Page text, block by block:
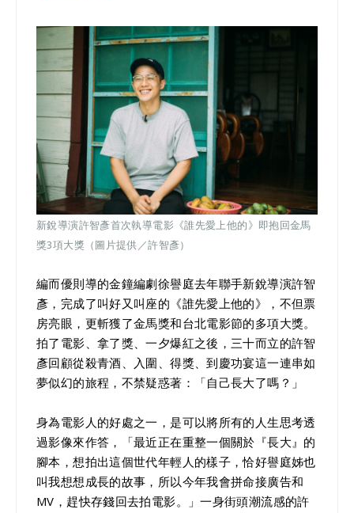
新銳導演許智彥首次執導電影《誰先愛上他的》即抱回金馬
獎3項大獎（圖片提供／許智彥）
編而優則導的金鐘編劇徐譽庭去年聯手新銳導演許智
彥，完成了叫好又叫座的《誰先愛上他的》，不但票
房亮眼，更斬獲了金馬獎和台北電影節的多項大獎。
拍了電影、拿了獎、一夕爆紅之後，三十而立的許智
彥回顧從殺青酒、入圍、得獎、到慶功宴這一連串如
夢似幻的旅程，不禁疑惑著：「自己長大了嗎？」
身為電影人的好處之一，是可以將所有的人生思考透
過影像來作答，「最近正在重整一個關於『長大』的
腳本，想拍出這個世代年輕人的樣子，恰好譽庭姊也
叫我想想成長的故事，所以今年我會拼命接廣告和
MV，趕快存錢回去拍電影。」一身街頭潮流感的許